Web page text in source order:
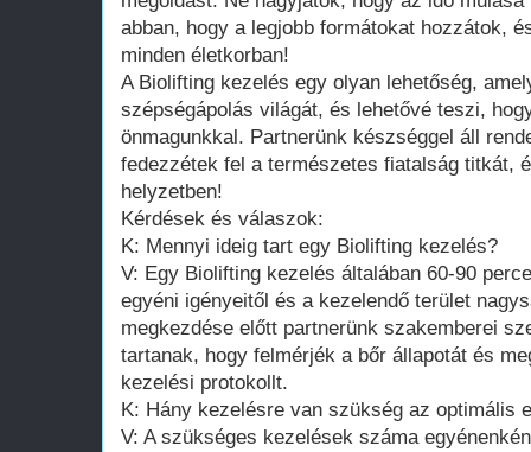
abban, hogy a legjobb formátokat hozzátok,
minden életkorban!
A Biolifting kezelés egy olyan lehetőség,
szépségápolás világát, és lehetővé teszi,
önmagunkkal. Partnerünk készséggel áll
fedezzétek fel a természetes fiatalság titkát,
helyzetben!
Kérdések és válaszok:
K: Mennyi ideig tart egy Biolifting kezelés?
V: Egy Biolifting kezelés általában 60-90
egyéni igényeitől és a kezelendő terület
megkezdése előtt partnerünk szakemberei
tartanak, hogy felmérjék a bőr állapotát és
kezelési protokollt.
K: Hány kezelésre van szükség az optimális
V: A szükséges kezelések száma